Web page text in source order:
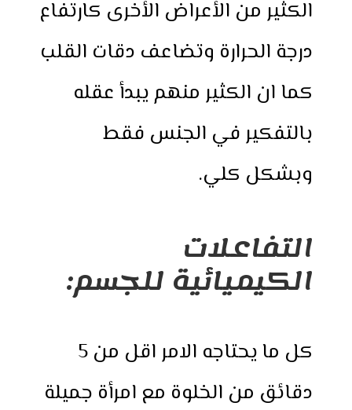
الكثير من الأعراض الأخرى كارتفاع
درجة الحرارة وتضاعف دقات القلب
كما ان الكثير منهم يبدأ عقله
بالتفكير في الجنس فقط
وبشكل كلي.
التفاعلات
الكيميائية للجسم:
كل ما يحتاجه الامر اقل من 5
دقائق من الخلوة مع امرأة جميلة